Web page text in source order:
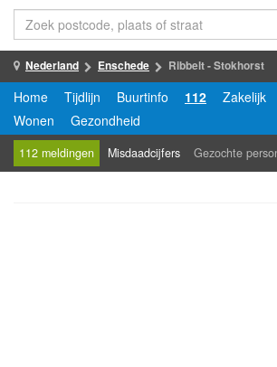
Nederland Enschede Ribbelt - Stokhorst
Home Tijdlijn Buurtinfo 112 Zakelijk
Wonen
Gezondheid
112 meldingen Misdaadcijfers Gezochte